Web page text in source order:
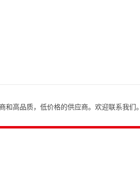
高品质，低价格的供应商。欢迎联系我们。